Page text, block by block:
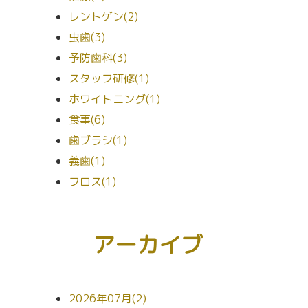
レントゲン(2)
虫歯(3)
予防歯科(3)
スタッフ研修(1)
ホワイトニング(1)
食事(6)
歯ブラシ(1)
義歯(1)
フロス(1)
アーカイブ
2026年07月(2)